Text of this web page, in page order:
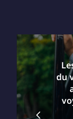
du